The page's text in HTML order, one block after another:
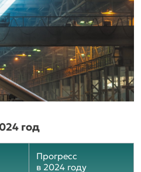
год
Прогресс
в 2024 году